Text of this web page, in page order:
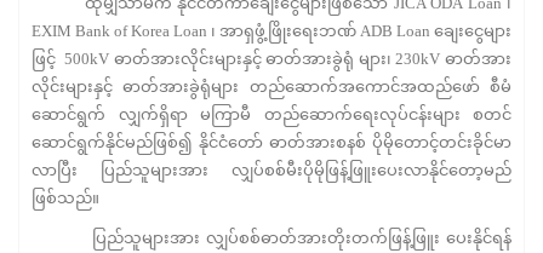
EXIM Bank of Korea Loan ၊ အာရှဖွံ့ဖြိုးရေးဘဏ် ADB Loan ချေးငွေများ
ဖြင့် 500kV ဓာတ်အားလိုင်းများနှင့် ဓာတ်အားခွဲရုံ များ၊ 230kV ဓာတ်အား
လိုင်းများနှင့် ဓာတ်အားခွဲရုံများ တည်ဆောက်အကောင်အထည်ဖော် စီမံ
ဆောင်ရွက် လျှက်ရှိရာ မကြာမီ တည်ဆောက်ရေးလုပ်ငန်းများ စတင်
ဆောင်ရွက်နိုင်မည်ဖြစ်၍ နိုင်ငံတော် ဓာတ်အားစနစ် ပိုမိုတောင့်တင်းခိုင်မာ
လာပြီး ပြည်သူများအား လျှပ်စစ်မီးပိုမိုဖြန့်ဖြူးပေးလာနိုင်တော့မည်
ဖြစ်သည်။
ပြည်သူများအား လျှပ်စစ်ဓာတ်အားတိုးတက်ဖြန့်ဖြူး ပေးနိုင်ရန်